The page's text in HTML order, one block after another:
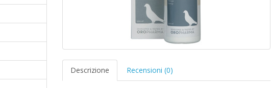
Descrizione Recensioni (0)